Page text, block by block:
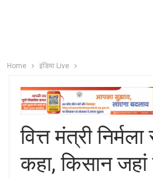
Home इंडिया Live
वित्त मंत्री
कहा, किसान जहां